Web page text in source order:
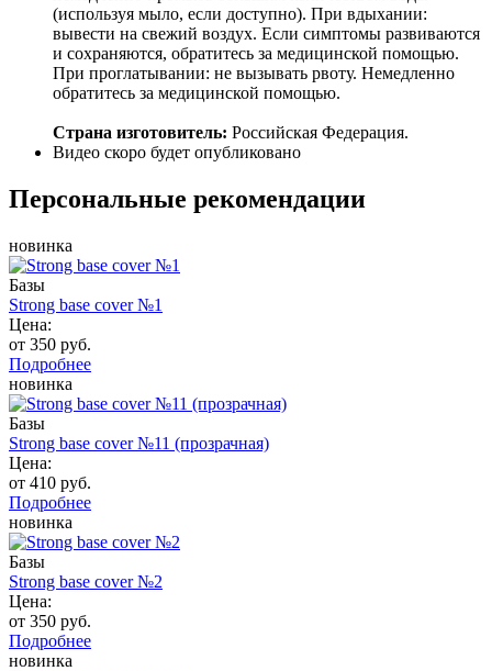
(используя мыло, если доступно). При вдыхании:
вывести на свежий воздух. Если симптомы развиваются
и сохраняются, обратитесь за медицинской помощью.
При проглатывании: не вызывать рвоту. Немедленно
обратитесь за медицинской помощью.
Страна изготовитель: Российская Федерация.
Видео скоро будет опубликовано
Персональные рекомендации
новинка
Базы
Strong base cover №1
Цена:
от 350 руб.
Подробнее
новинка
Базы
Strong base cover №11 (прозрачная)
Цена:
от 410 руб.
Подробнее
новинка
Базы
Strong base cover №2
Цена:
от 350 руб.
Подробнее
новинка